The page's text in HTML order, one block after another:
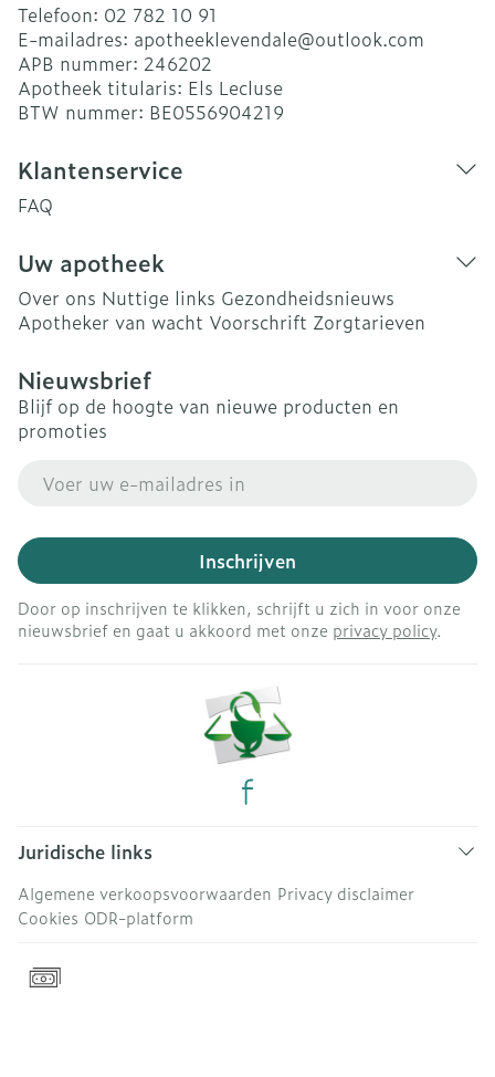
Telefoon: 02 782 10 91
E-mailadres: apotheeklevendale@outlook.com
APB nummer: 246202
Apotheek titularis: Els Lecluse
BTW nummer: BE0556904219
Klantenservice
FAQ
Uw apotheek
Over ons Nuttige links Gezondheidsnieuws
Apotheker van wacht Voorschrift Zorgtarieven
Nieuwsbrief
Blijf op de hoogte van nieuwe producten en
promoties
Inschrijven
Door op inschrijven te klikken, schrijft u zich in voor onze
nieuwsbrief en gaat u akkoord met onze privacy policy.
Juridische links
Algemene verkoopsvoorwaarden Privacy disclaimer
Cookies ODR-platform